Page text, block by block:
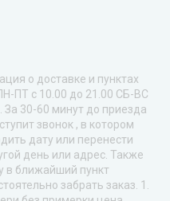
о доставке и пунктах
ПТ с 10.00 до 21.00 СБ-ВС
За 30-60 минут до приезда
звонок , в котором
дату или перенести
день или адрес. Также
в ближайший пункт
забрать заказ. 1.